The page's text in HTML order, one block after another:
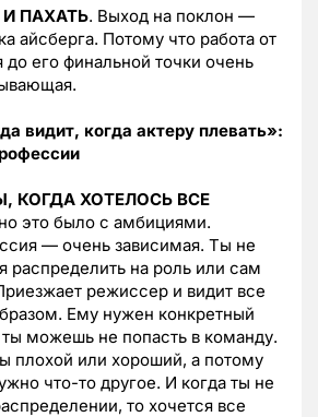
ПАХАТЬ. Выход на поклон —
айсберга. Потому что работа от
до его финальной точки очень
КОГДА ХОТЕЛОСЬ ВСЕ
это было с амбициями.
— очень зависимая. Ты не
на роль или сам
режиссер и видит все
Ему нужен конкретный
ты можешь не попасть в команду.
плохой или хороший, а потому
что-то другое. И когда ты не
то хочется все